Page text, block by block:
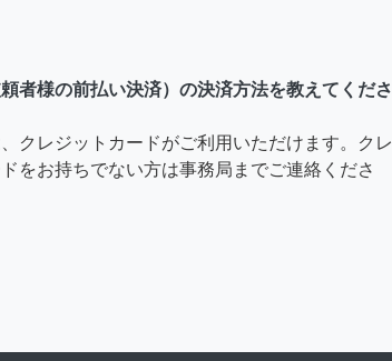
者様の前払い決済）の決済方法を教えてくださ
クレジットカードがご利用いただけます。クレ
をお持ちでない方は事務局までご連絡くださ